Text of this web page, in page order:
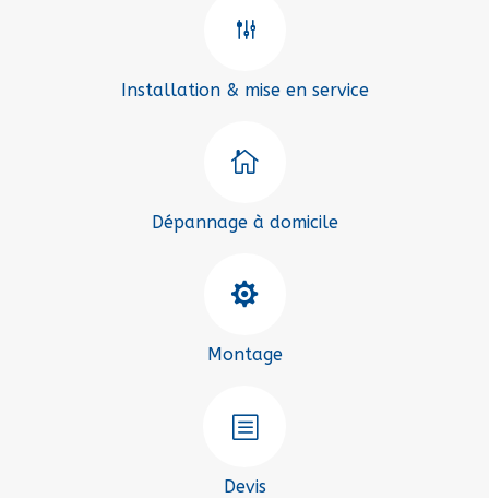
g
Installation & mise en service

Dépannage à domicile

Montage
b
Devis